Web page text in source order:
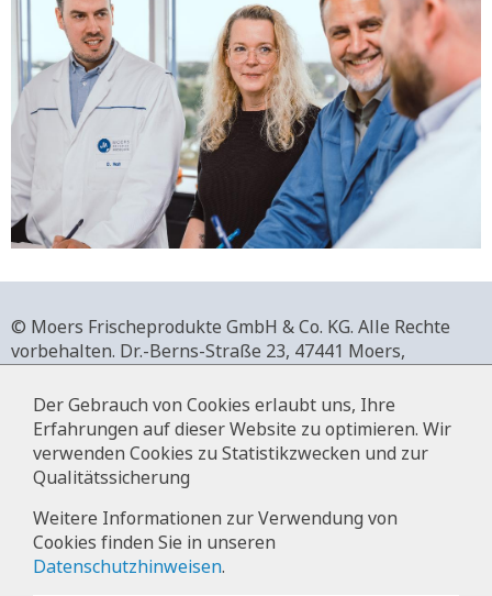
© Moers Frischeprodukte GmbH & Co. KG. Alle Rechte
vorbehalten. Dr.-Berns-Straße 23, 47441 Moers,
+49 2841 911-0,www.moers-frischeprodukte.de
Impressum
Datenschutz
Der Gebrauch von Cookies erlaubt uns, Ihre
Erfahrungen auf dieser Website zu optimieren. Wir
verwenden Cookies zu Statistikzwecken und zur
Qualitätssicherung
Weitere Informationen zur Verwendung von
Cookies finden Sie in unseren
Datenschutzhinweisen.